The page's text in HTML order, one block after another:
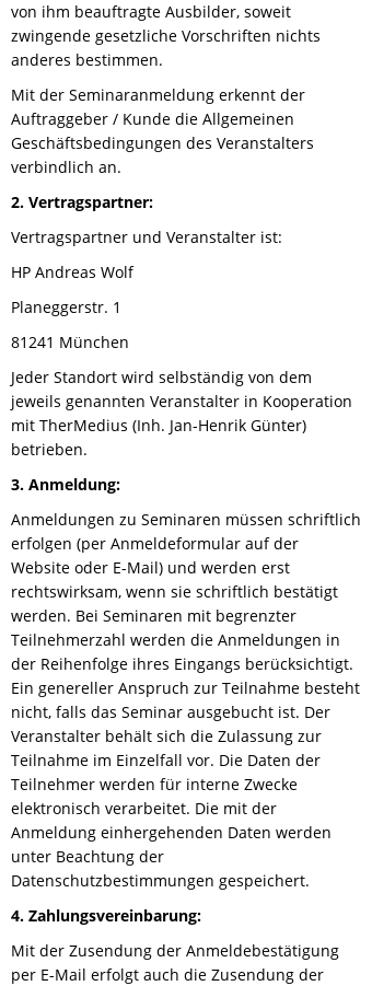
von ihm beauftragte Ausbilder, soweit
zwingende gesetzliche Vorschriften nichts
anderes bestimmen.
Mit der Seminaranmeldung erkennt der
Auftraggeber / Kunde die Allgemeinen
Geschäftsbedingungen des Veranstalters
verbindlich an.
2. Vertragspartner:
Vertragspartner und Veranstalter ist:
HP Andreas Wolf
Planeggerstr. 1
81241 München
Jeder Standort wird selbständig von dem
jeweils genannten Veranstalter in Kooperation
mit TherMedius (Inh. Jan-Henrik Günter)
betrieben.
3. Anmeldung:
Anmeldungen zu Seminaren müssen schriftlich
erfolgen (per Anmeldeformular auf der
Website oder E-Mail) und werden erst
rechtswirksam, wenn sie schriftlich bestätigt
werden. Bei Seminaren mit begrenzter
Teilnehmerzahl werden die Anmeldungen in
der Reihenfolge ihres Eingangs berücksichtigt.
Ein genereller Anspruch zur Teilnahme besteht
nicht, falls das Seminar ausgebucht ist. Der
Veranstalter behält sich die Zulassung zur
Teilnahme im Einzelfall vor. Die Daten der
Teilnehmer werden für interne Zwecke
elektronisch verarbeitet. Die mit der
Anmeldung einhergehenden Daten werden
unter Beachtung der
Datenschutzbestimmungen gespeichert.
4. Zahlungsvereinbarung:
Mit der Zusendung der Anmeldebestätigung
per E-Mail erfolgt auch die Zusendung der